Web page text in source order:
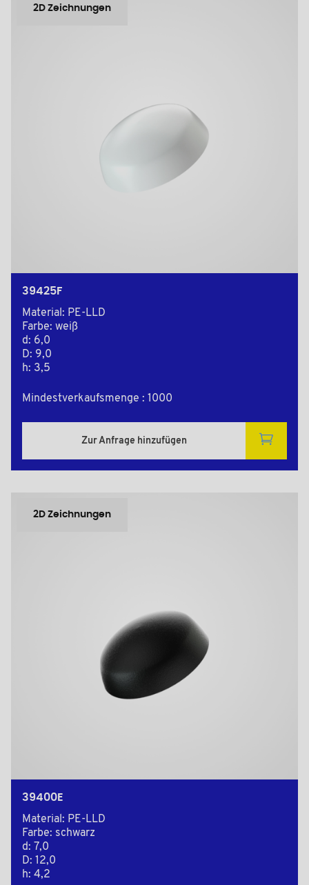
2D Zeichnungen
39425F
Material: PE-LLD
Farbe: weiß
d: 6,0
D: 9,0
h: 3,5
Mindestverkaufsmenge : 1000
Zur Anfrage hinzufügen
2D Zeichnungen
39400E
Material: PE-LLD
Farbe: schwarz
d: 7,0
D: 12,0
h: 4,2